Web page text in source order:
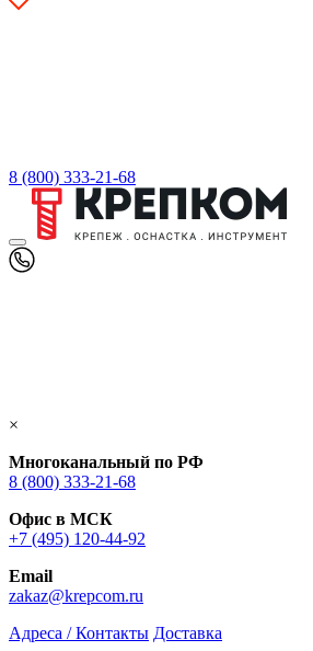
8 (800) 333-21-68
×
Многоканальный по РФ
8 (800) 333‑21-68
Офис в МСК
+7 (495) 120-44-92
Email
zakaz@krepcom.ru
Адреса / Контакты Доставка